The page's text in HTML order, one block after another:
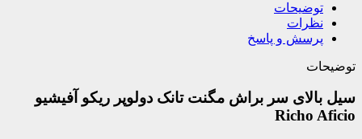
توضیحات
نظرات
پرسش و پاسخ
توضیحات
سیل بالای سر براش مگنت تانک دولوپر ریکو آفیشیو
Richo Aficio